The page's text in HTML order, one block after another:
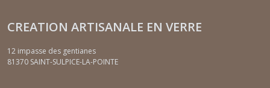
CREATION ARTISANALE EN VERRE
12 impasse des gentianes
81370 SAINT-SULPICE-LA-POINTE